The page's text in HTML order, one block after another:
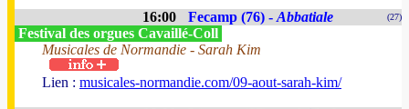
16:00 Fecamp (76) - Abbatiale (27)
Festival des orgues Cavaillé-Coll
Musicales de Normandie - Sarah Kim
Lien : musicales-normandie.com/09-aout-sarah-kim/